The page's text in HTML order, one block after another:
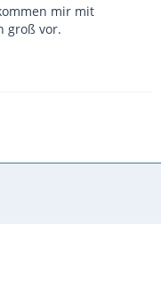
mir mit
groß vor.